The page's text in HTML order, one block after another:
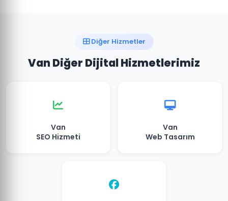
Diğer Hizmetler
Van Diğer Dijital Hizmetlerimiz
Van
SEO Hizmeti
Van
Web Tasarım